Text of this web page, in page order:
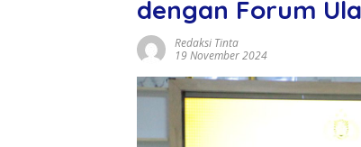
dengan Forum
Redaksi Tinta
19 November 2024